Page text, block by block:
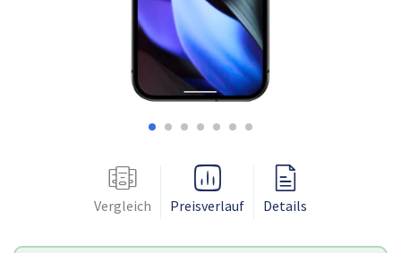
Vergleich Preisverlauf Details